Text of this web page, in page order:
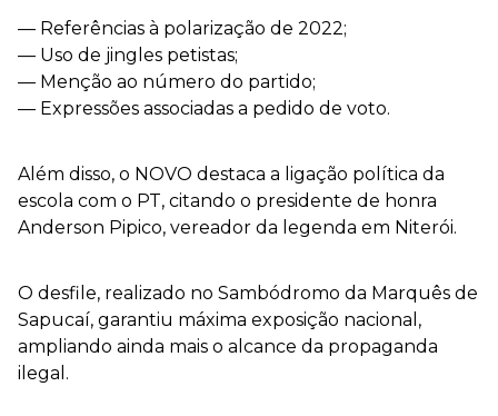
— Referências à polarização de 2022;
— Uso de jingles petistas;
— Menção ao número do partido;
— Expressões associadas a pedido de voto.
Além disso, o NOVO destaca a ligação política da
escola com o PT, citando o presidente de honra
Anderson Pipico, vereador da legenda em Niterói.
O desfile, realizado no Sambódromo da Marquês de
Sapucaí, garantiu máxima exposição nacional,
ampliando ainda mais o alcance da propaganda
ilegal.